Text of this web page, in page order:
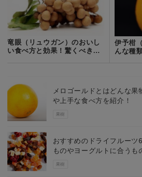
竜眼（リュウガン）のおいし
い食べ方と効果！驚くべき薬
伊予柑
んな種
果樹
メロゴールドとはどんな
や上手な食べ方を紹介！
果樹
おすすめのドライフルーツ
ものやヨーグルトに合うも